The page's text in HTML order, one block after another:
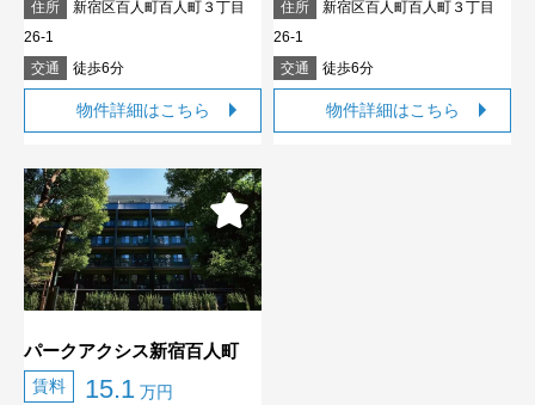
住所
新宿区百人町百人町３丁目
26-1
交通
徒歩6分
物件詳細はこちら
住所
新宿区百人町百人町３丁目
26-1
交通
徒歩6分
物件詳細はこちら
パークアクシス新宿百人町
賃料 15.1 万円